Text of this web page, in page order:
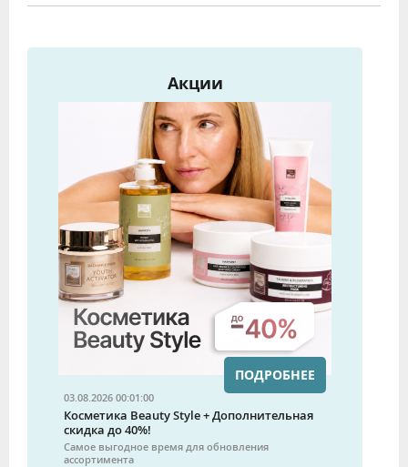
Акции
03.08.2026 00:01:00
Косметика Beauty Style + Дополнительная
скидка до 40%!
Самое выгодное время для обновления
ассортимента
ПОДРОБНЕЕ